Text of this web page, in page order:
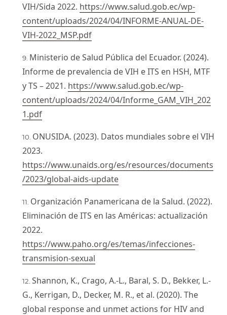
VIH/Sida 2022. https://www.salud.gob.ec/wp-
content/uploads/2024/04/INFORME-ANUAL-DE-
VIH-2022_MSP.pdf
Ministerio de Salud Pública del Ecuador. (2024).
Informe de prevalencia de VIH e ITS en HSH, MTF
y TS – 2021. https://www.salud.gob.ec/wp-
content/uploads/2024/04/Informe_GAM_VIH_202
1.pdf
ONUSIDA. (2023). Datos mundiales sobre el VIH
2023.
https://www.unaids.org/es/resources/documents
/2023/global-aids-update
Organización Panamericana de la Salud. (2022).
Eliminación de ITS en las Américas: actualización
2022.
https://www.paho.org/es/temas/infecciones-
transmision-sexual
Shannon, K., Crago, A.-L., Baral, S. D., Bekker, L.-
G., Kerrigan, D., Decker, M. R., et al. (2020). The
global response and unmet actions for HIV and